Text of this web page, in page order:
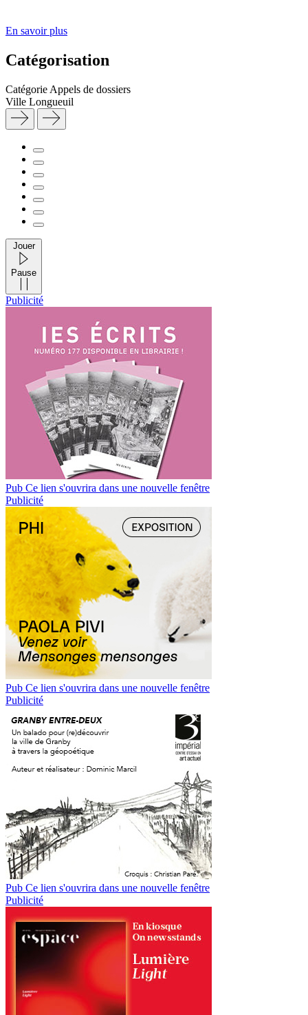
En savoir plus
Catégorisation
Catégorie Appels de dossiers
Ville Longueuil
Jouer
Pause
Publicité
Pub Ce lien s'ouvrira dans une nouvelle fenêtre
Publicité
Pub Ce lien s'ouvrira dans une nouvelle fenêtre
Publicité
Pub Ce lien s'ouvrira dans une nouvelle fenêtre
Publicité